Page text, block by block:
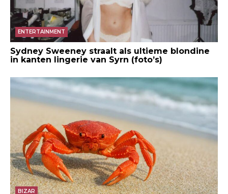
ENTERTAINMENT
Sydney Sweeney straalt als ultieme blondine
in kanten lingerie van Syrn (foto’s)
BIZAR